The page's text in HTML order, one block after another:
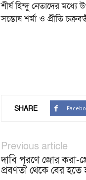
শীর্ষ হিন্দু নেতাদের মধ্যে
সন্তোষ শর্মা ও প্রীতি
SHARE
Previous article
দাবি পূরণে জোর করা-
প্রবণতা থেকে বের হতে